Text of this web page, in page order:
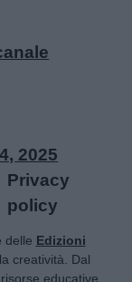
2025
Privacy
policy
delle Edizioni
creatività. Dal
educative